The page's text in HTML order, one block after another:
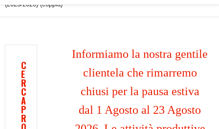
(2025/2026) (coppia)
Informiamo la nostra gentile
clientela che rimarremo
chiusi per la pausa estiva
dal 1 Agosto al 23 Agosto
C
E
R
C
A
P
R